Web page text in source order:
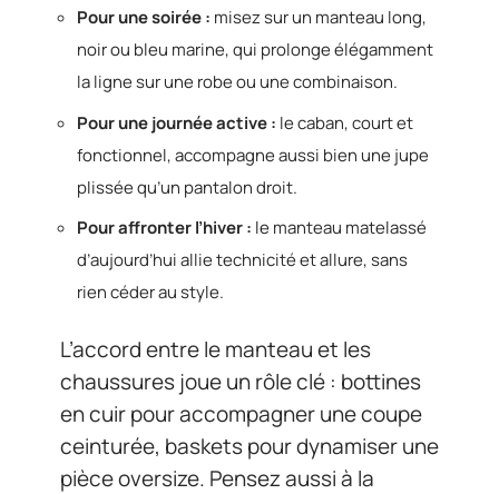
Pour une soirée : misez sur un manteau long,
noir ou bleu marine, qui prolonge élégamment
la ligne sur une robe ou une combinaison.
Pour une journée active : le caban, court et
fonctionnel, accompagne aussi bien une jupe
plissée qu’un pantalon droit.
Pour affronter l’hiver : le manteau matelassé
d’aujourd’hui allie technicité et allure, sans
rien céder au style.
L’accord entre le manteau et les
chaussures joue un rôle clé : bottines
en cuir pour accompagner une coupe
ceinturée, baskets pour dynamiser une
pièce oversize. Pensez aussi à la